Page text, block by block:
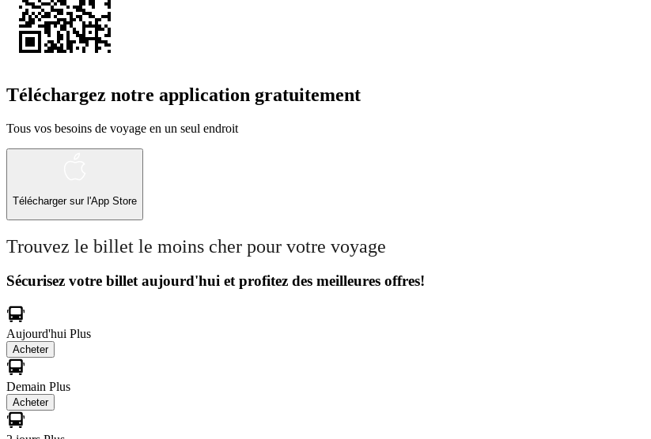
Téléchargez notre application gratuitement
Tous vos besoins de voyage en un seul endroit
Télécharger sur l'App Store
Trouvez le billet le moins cher pour votre voyage
Sécurisez votre billet aujourd'hui et profitez des meilleures offres!
Aujourd'hui Plus
Acheter
Demain Plus
Acheter